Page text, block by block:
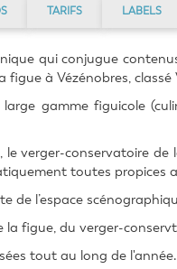
TARIFS LABELS
qui conjugue
figue à Vézénobres,
large gamme figuicole
verger-conservatoire
toutes propices
de l’espace
la figue, du verger-
tout au long de l'année.